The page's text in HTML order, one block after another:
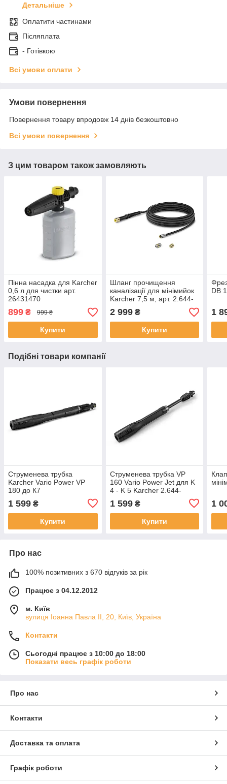
Детальніше
Оплатити частинами
Післяплата
- Готівкою
Всі умови оплати
Умови повернення
Повернення товару впродовж 14 днів безкоштовно
Всі умови повернення
З цим товаром також замовляють
Пінна насадка для Karcher
0,6 л для чистки арт.
26431470
899 ₴ 999 ₴
Купити
Шланг прочищення
каналізації для мінімийок
Karcher 7,5 м, арт. 2.644-
2 999₴
Купити
DB
1
Подібні товари компанії
Струменева трубка
Karcher Vario Power VP
180 до К7
1 599 ₴
Купити
Струменева трубка VP
160 Vario Power Jet для K
4 - K 5 Karcher 2.644-
1 599₴
Купити
1
Про нас
100% позитивних з 670 відгуків за рік
Працює з 04.12.2012
м. Київ
вулиця Іоанна Павла ІІ, 20, Київ, Україна
Контакти
Сьогодні працює з 10:00 до 18:00
Показати весь графік роботи
Про нас
Контакти
Доставка та оплата
Графік роботи